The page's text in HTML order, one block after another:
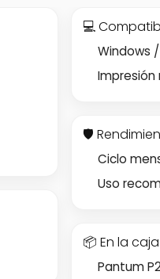
💻
Windows
🛡️
Ciclo
Uso
📦 En la caja
Pantum